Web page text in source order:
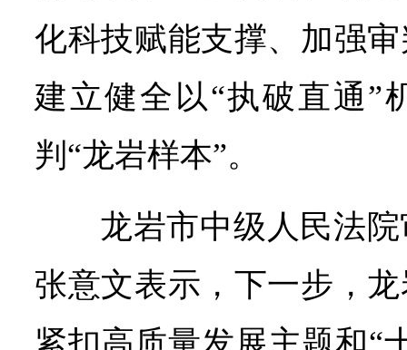
化科技赋能支撑、加强
建立健全以“执破直通”
判“龙岩样本”。
龙岩市中级人民法
张意文表示，下一步，
紧扣高质量发展主题和“